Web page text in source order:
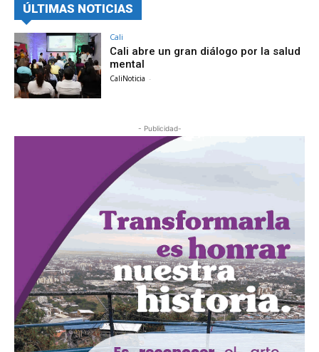
ÚLTIMAS NOTICIAS
Cali
Cali abre un gran diálogo por la salud
mental
CaliNoticia -
- Publicidad-